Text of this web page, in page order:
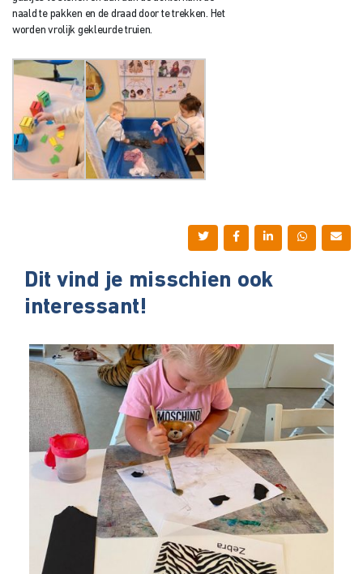
naald te pakken en de draad door te trekken. Het
worden vrolijk gekleurde truien.
Dit vind je misschien ook
interessant!